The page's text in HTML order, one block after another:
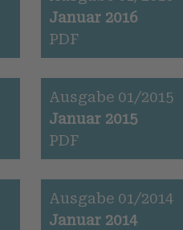
Januar 2016
PDF
Ausgabe 01/2015
Januar 2015
PDF
Ausgabe 01/2014
Januar 2014